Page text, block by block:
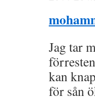
Jag tar
kan
för sån